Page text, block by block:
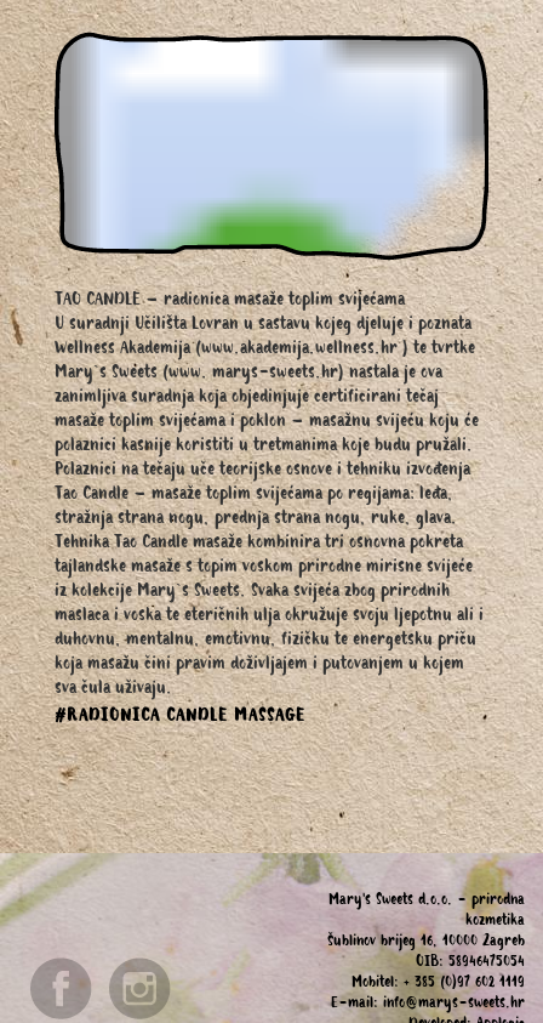
TAO CANDLE – radionica masaže toplim svijećama
U suradnji Učilišta Lovran u sastavu kojeg djeluje i poznata
Wellness Akademija (www.akademija.wellness.hr ) te tvrtke
Mary`s Sweets (www. marys-sweets.hr) nastala je ova
zanimljiva suradnja koja objedinjuje certificirani tečaj
masaže toplim svijećama i poklon – masažnu svijeću koju će
polaznici kasnije koristiti u tretmanima koje budu pružali.
Polaznici na tečaju uče teorijske osnove i tehniku izvođenja
Tao Candle – masaže toplim svijećama po regijama: leđa,
stražnja strana nogu, prednja strana nogu, ruke, glava.
Tehnika Tao Candle masaže kombinira tri osnovna pokreta
tajlandske masaže s topim voskom prirodne mirisne svijeće
iz kolekcije Mary`s Sweets. Svaka svijeća zbog prirodnih
maslaca i voska te eteričnih ulja okružuje svoju ljepotnu ali i
duhovnu, mentalnu, emotivnu, fizičku te energetsku priču
koja masažu čini pravim doživljajem i putovanjem u kojem
sva čula uživaju.
#RADIONICA CANDLE MASSAGE
Mary's Sweets d.o.o. - prirodna
kozmetika
Šublinov brijeg 16, 10000 Zagreb
OIB: 58946475054
Mobitel: + 385 (0)97 602 1119
E-mail:info@marys-sweets.hr